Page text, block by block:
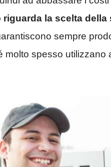
la scelta della
sempre
molto spesso